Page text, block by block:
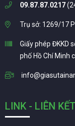
09.87.87.0217
Trụ sở: 1269/17
Giấy phép ĐKKD
phố Hồ Chí Minh
LINK - LIÊN KẾT